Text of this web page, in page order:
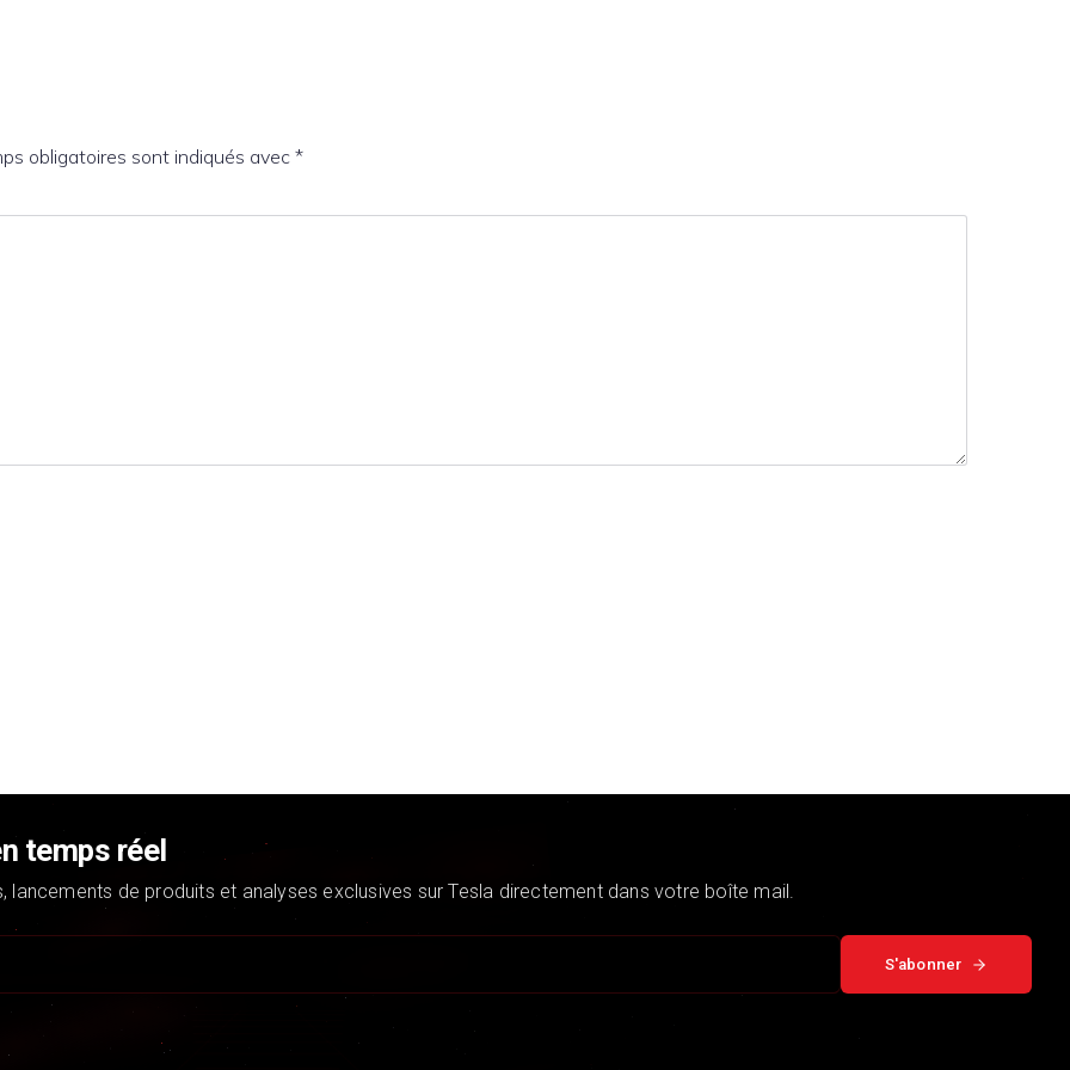
obligatoires sont indiqués avec *
temps réel
lancements de produits et analyses exclusives sur Tesla directement dans votre boîte mail.
S'abonner